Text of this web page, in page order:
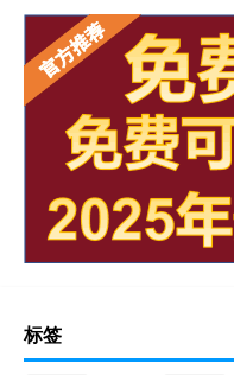
标签